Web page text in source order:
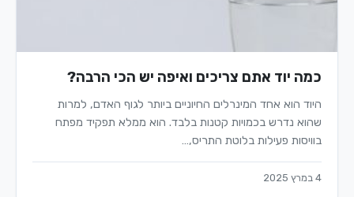
כמה יוד אתם צריכים ואיפה יש הכי הרבה?
היוד הוא אחד המינרלים החיוניים ביותר לגוף האדם, למרות
שהוא נדרש בכמויות קטנות בלבד. הוא ממלא תפקיד מפתח
בוויסות פעילות בלוטת התריס,…
4 במרץ 2025